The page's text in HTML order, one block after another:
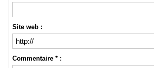
Site web :
Commentaire * :